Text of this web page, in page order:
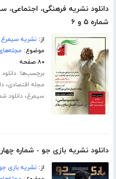
دانلود نشریه فرهنگی،
شماره ۵ و ۶
از:نشریه سیمرغ
موضوع:
۸۰ صفحه
برچسب‌ها:
مجله اقتصادی،
سیمرغ،دانلود
دانلود نشریه بازی جو - شماره چهار
از:نشریه بازی جو